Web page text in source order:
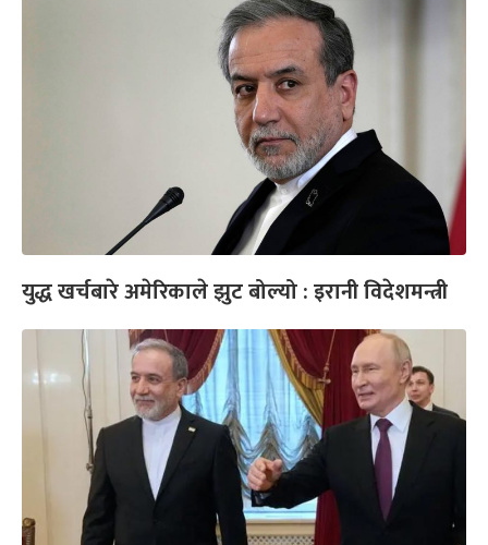
युद्ध खर्चबारे अमेरिकाले झुट बोल्यो : इरानी विदेशमन्त्री